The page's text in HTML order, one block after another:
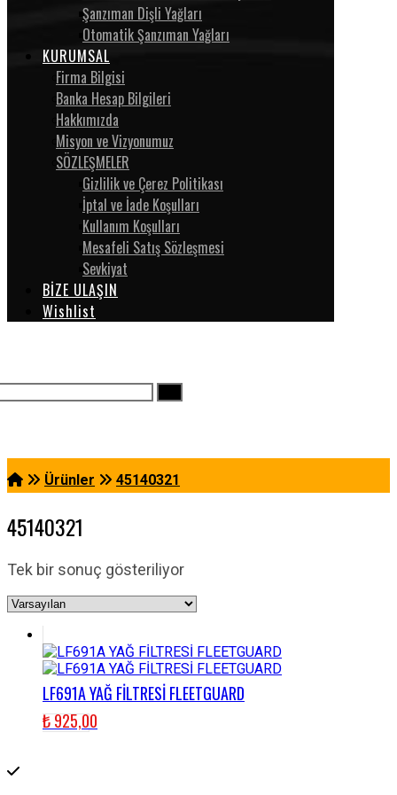
Şanzıman Dişli Yağları
Otomatik Şanzıman Yağları
KURUMSAL
Firma Bilgisi
Banka Hesap Bilgileri
Hakkımızda
Misyon ve Vizyonumuz
SÖZLEŞMELER
Gizlilik ve Çerez Politikası
İptal ve İade Koşulları
Kullanım Koşulları
Mesafeli Satış Sözleşmesi
Sevkiyat
BİZE ULAŞIN
Wishlist
Ürünler 45140321
45140321
Tek bir sonuç gösteriliyor
LF691A YAĞ FİLTRESİ FLEETGUARD
₺925,00